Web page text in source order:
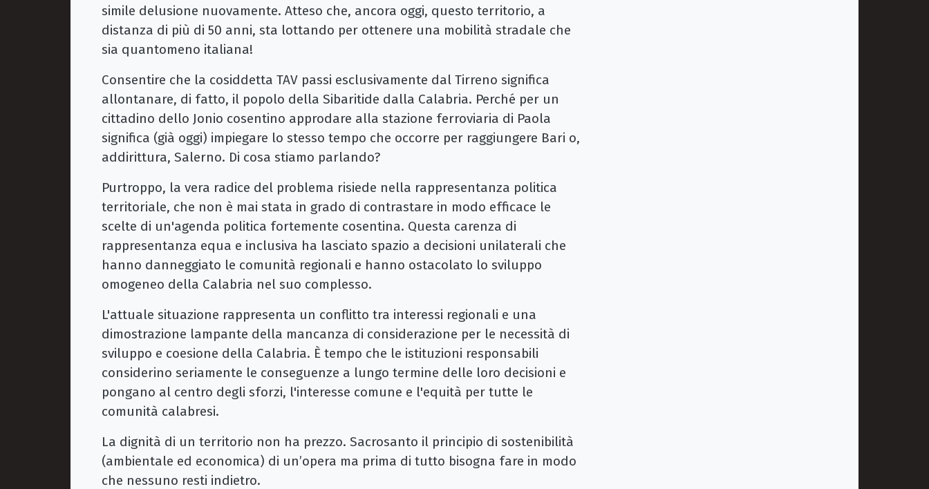
simile delusione nuovamente. Atteso che, ancora oggi, questo territorio, a
distanza di più di 50 anni, sta lottando per ottenere una mobilità stradale che
sia quantomeno italiana!
Consentire che la cosiddetta TAV passi esclusivamente dal Tirreno significa
allontanare, di fatto, il popolo della Sibaritide dalla Calabria. Perché per un
cittadino dello Jonio cosentino approdare alla stazione ferroviaria di Paola
significa (già oggi) impiegare lo stesso tempo che occorre per raggiungere Bari o,
addirittura, Salerno. Di cosa stiamo parlando?
Purtroppo, la vera radice del problema risiede nella rappresentanza politica
territoriale, che non è mai stata in grado di contrastare in modo efficace le
scelte di un'agenda politica fortemente cosentina. Questa carenza di
rappresentanza equa e inclusiva ha lasciato spazio a decisioni unilaterali che
hanno danneggiato le comunità regionali e hanno ostacolato lo sviluppo
omogeneo della Calabria nel suo complesso.
L'attuale situazione rappresenta un conflitto tra interessi regionali e una
dimostrazione lampante della mancanza di considerazione per le necessità di
sviluppo e coesione della Calabria. È tempo che le istituzioni responsabili
considerino seriamente le conseguenze a lungo termine delle loro decisioni e
pongano al centro degli sforzi, l'interesse comune e l'equità per tutte le
comunità calabresi.
La dignità di un territorio non ha prezzo. Sacrosanto il principio di sostenibilità
(ambientale ed economica) di un’opera ma prima di tutto bisogna fare in modo
che nessuno resti indietro.